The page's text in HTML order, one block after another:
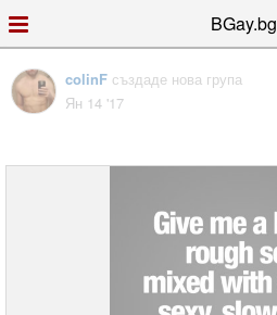
BGay.bg
colinF създаде нова група
Ян 14 '17